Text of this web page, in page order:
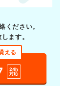
ください。
ます。
える
24h
対応